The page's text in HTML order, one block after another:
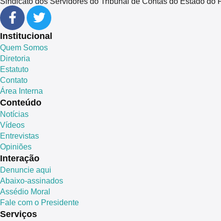
Institucional
Quem Somos
Diretoria
Estatuto
Contato
Área Interna
Conteúdo
Notícias
Vídeos
Entrevistas
Opiniões
Interação
Denuncie aqui
Abaixo-assinados
Assédio Moral
Fale com o Presidente
Serviços